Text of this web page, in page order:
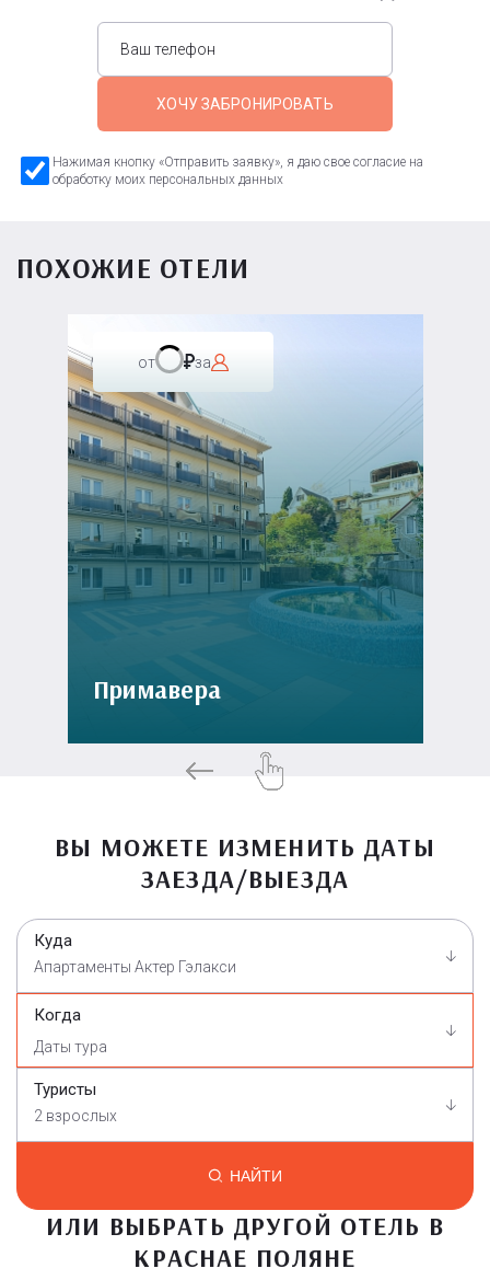
ХОЧУ ЗАБРОНИРОВАТЬ
Нажимая кнопку «Отправить заявку», я даю свое согласие на
обработку моих персональных данных
ПОХОЖИЕ ОТЕЛИ
от за
Примавера
ВЫ МОЖЕТЕ ИЗМЕНИТЬ ДАТЫ
ЗАЕЗДА/ВЫЕЗДА
Куда
Апартаменты Актер Гэлакси
Когда
Туристы
2 взрослых
НАЙТИ
ИЛИ ВЫБРАТЬ ДРУГОЙ ОТЕЛЬ В
КРАСНАЕ ПОЛЯНЕ